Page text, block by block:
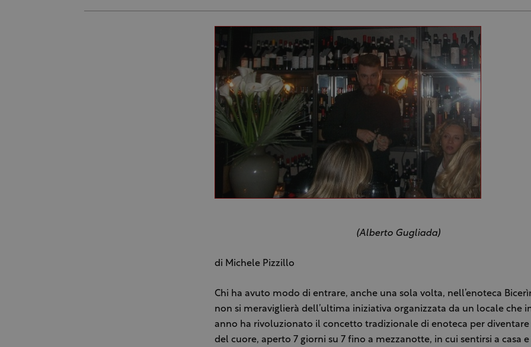
(Alberto Gugliada)
di Michele Pizzillo
Chi ha avuto modo di entrare, anche una sola volta, nell’enoteca
non si meraviglierà dell’ultima iniziativa organizzata da un locale che
anno ha rivoluzionato il concetto tradizionale di enoteca per diventare
del cuore, aperto 7 giorni su 7 fino a mezzanotte, in cui sentirsi a casa e